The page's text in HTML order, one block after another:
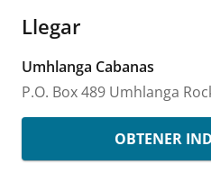
Llegar
Umhlanga Cabanas
P.O. Box 489 Umhlanga
OBTENER